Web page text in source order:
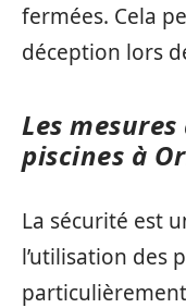
fermées. Cela
déception lors
Les
piscines à
La sécurité est
l’utilisation des